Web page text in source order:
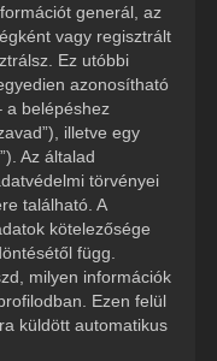
generál, az
vagy regisztrált
Ez utóbbi
azonosítható
a belépéshez
illetve egy
Az általad
törvényei
található. A
kötelezősége
függ.
milyen információk
Ezen felül
küldött automatikus